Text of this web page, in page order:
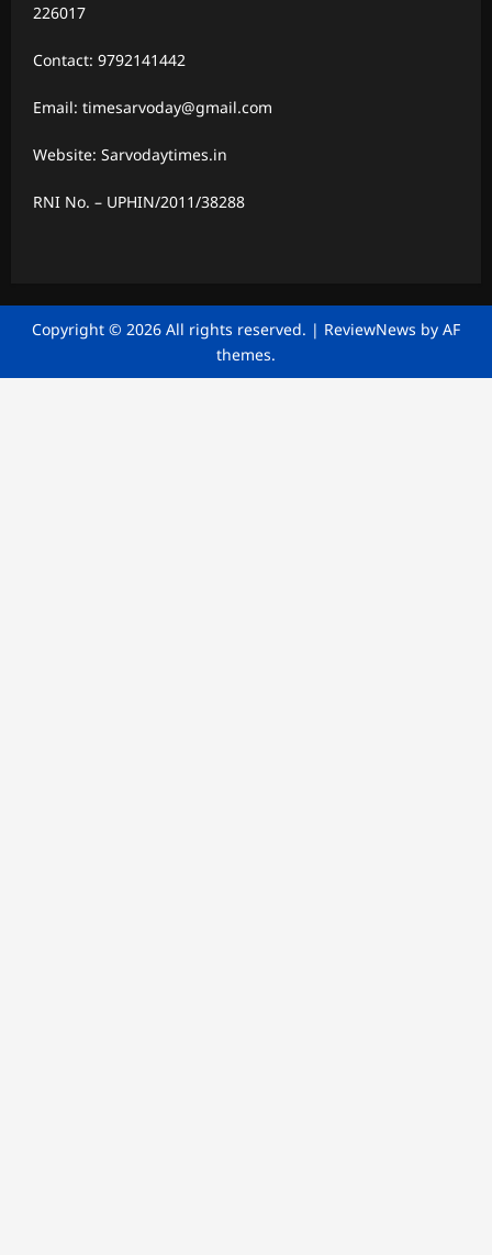
226017
Contact: 9792141442
Email: timesarvoday@gmail.com
Website: Sarvodaytimes.in
RNI No. – UPHIN/2011/38288
Copyright © 2026 All rights reserved. | ReviewNews by AF
themes.